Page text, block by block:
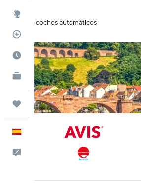
El mejor momento
KAYAK Business
NUEVO
Trips
Solo coches automáticos